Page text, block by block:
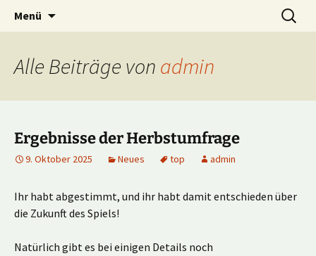
Kick it out!
Multiplayer Football Manager
Menü
Suche
nach:
Alle Beiträge von admin
Ergebnisse der Herbstumfrage
9. Oktober 2025 Neues top admin
Ihr habt abgestimmt, und ihr habt damit entschieden über
die Zukunft des Spiels!
Natürlich gibt es bei einigen Details noch